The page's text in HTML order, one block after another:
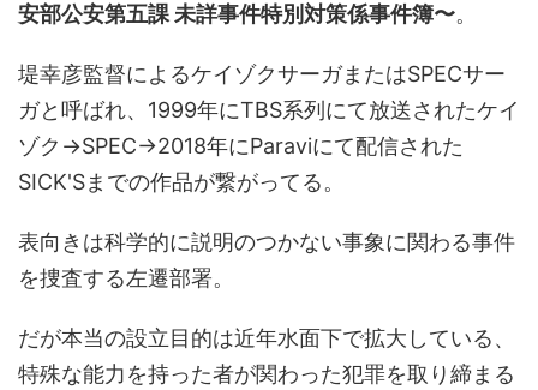
安部公安第五課 未詳事件特別対策係事件簿〜。
堤幸彦監督によるケイゾクサーガまたはSPECサー
ガと呼ばれ、1999年にTBS系列にて放送されたケイ
ゾク→SPEC→2018年にParaviにて配信された
SICK'Sまでの作品が繋がってる。
表向きは科学的に説明のつかない事象に関わる事件
を捜査する左遷部署。
だが本当の設立目的は近年水面下で拡大している、
特殊な能力を持った者が関わった犯罪を取り締まる